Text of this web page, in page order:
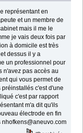
représentant en
et un membre de
mais il me le
je vais deux fois par
à domicile est très
dessus il y a
un professionnel pour
n'avez pas accès au
qui vous permet de
c'est d'une
c'est par rapport
m'a dit qu'ils
électrode en fin